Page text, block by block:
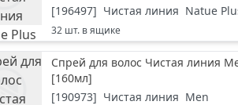
[196497] Чистая линия Natue
32 шт. в ящике
Спрей для волос Чистая линия
[160мл]
[190973] Чистая линия Men